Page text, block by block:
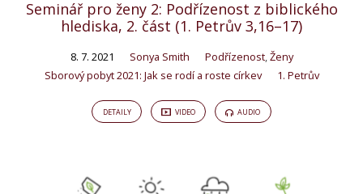
Seminář pro ženy 2: Podřízenost z biblického
hlediska, 2. část (1. Petrův 3,16–17)
8. 7. 2021 Sonya Smith Podřízenost, Ženy
Sborový pobyt 2021: Jak se rodí a roste církev
1. Petrův
DETAILY VIDEO AUDIO